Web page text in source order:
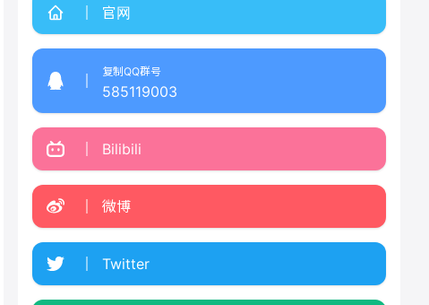
官网
复制QQ群号
585119003
Bilibili
微博
Twitter